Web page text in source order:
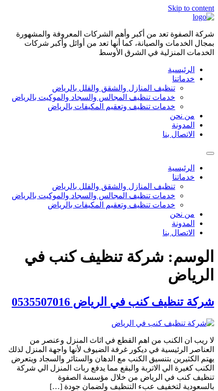
Skip to content
شركة الصفوة تعد من أكبر وأهم الشركات المعروفة والمشهورة
بمجال الخدمات والصيانة، كما أنها تعد من أوائل وأكبر شركات
الخدمات المنزلية في الشرق الأوسط
الرئيسية
خدماتنا
تنظيف المنازل والشقق والفلل بالرياض
خدمات تنظيف المجالس والسجاد والموكيت بالرياض
خدمات تنظيف وتعقيم المكيفات بالرياض
من نحن
المدونة
الاتصال بنا
الرئيسية
خدماتنا
تنظيف المنازل والشقق والفلل بالرياض
خدمات تنظيف المجالس والسجاد والموكيت بالرياض
خدمات تنظيف وتعقيم المكيفات بالرياض
من نحن
المدونة
الاتصال بنا
الوسم: شركة تنظيف كنب في
الرياض
شركة تنظيف كنب في الرياض 0535507016
لا ريب ان الكنب من اهم القطع في اثاث المنزل وعنصر من
العناصر الرئيسية في ديكور غرفة الضيوف لأنها واجهة المنزل لذلك
يهتم الكثيرين بتنسيق الكنب مع الدهان والستائر والسجاد ويتعرض
الكنب كغيرة الي الاتربة والبقع مما يدفع ربات المنزل الي شركة
تنظيف كنب في الرياض من خلال مؤسسة الصفوة
بالسعودية لتخفيف عبء التنظيف ولضمان جودة […]